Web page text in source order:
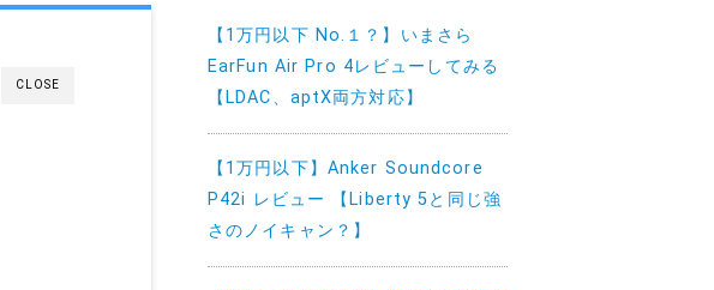
CLOSE
【1万円以下 No.１？】いまさら
EarFun Air Pro 4レビューしてみる
【LDAC、aptX両方対応】
【1万円以下】Anker Soundcore
P42i レビュー 【Liberty 5と同じ強
さのノイキャン？】